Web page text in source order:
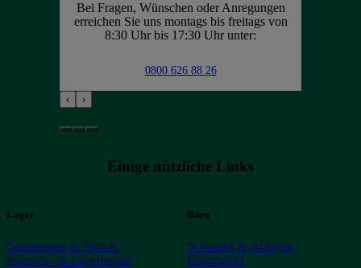
Bei Fragen, Wünschen oder Anregungen
erreichen Sie uns montags bis freitags von
8:30 Uhr bis 17:30 Uhr unter:
0800 626 88 26
‹ ›
Einige nützliche Links
Lager
Garderoben & Spinde
Industrie- & Lagerregale
Büro
Schränke & Ablagen
Büromöbel